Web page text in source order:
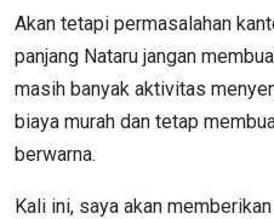
Akan tetapi permasalahan
panjang Nataru jangan
masih banyak aktivitas
biaya murah dan tetap
berwarna.
Kali ini, saya akan